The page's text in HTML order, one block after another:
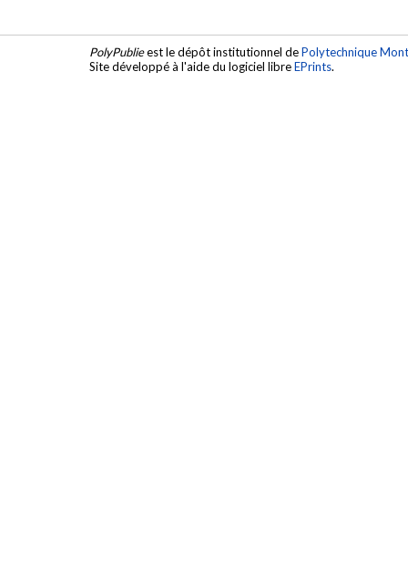
PolyPublieest le dépôt institutionnel dePolytechnique
Site développé à l'aide du logiciel libreEPrints.